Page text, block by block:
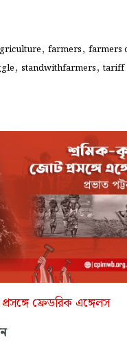
, farmers, farmers
, standwithfarmers,tariff
ফ্রেডরিক এঙ্গেলস